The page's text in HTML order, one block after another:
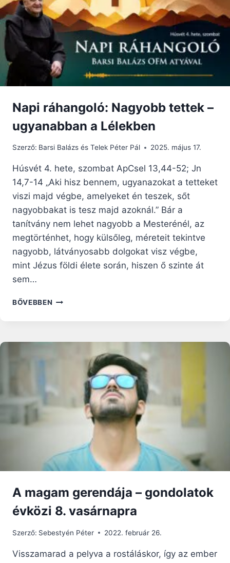
Napi ráhangoló: Nagyobb tettek –
ugyanabban a Lélekben
Szerző: Barsi Balázs és Telek Péter Pál 2025. május 17.
Húsvét 4. hete, szombat ApCsel 13,44-52; Jn
14,7-14 „Aki hisz bennem, ugyanazokat a tetteket
viszi majd végbe, amelyeket én teszek, sőt
nagyobbakat is tesz majd azoknál.” Bár a
tanítvány nem lehet nagyobb a Mesterénél, az
megtörténhet, hogy külsőleg, méreteit tekintve
nagyobb, látványosabb dolgokat visz végbe,
mint Jézus földi élete során, hiszen ő szinte át
sem…
BŐVEBBEN NAPI
–
UGYANABBAN
LÉLEKBEN
A magam gerendája – gondolatok
évközi 8. vasárnapra
Szerző: Sebestyén Péter 2022. február 26.
Visszamarad a pelyva a rostáláskor, így az ember